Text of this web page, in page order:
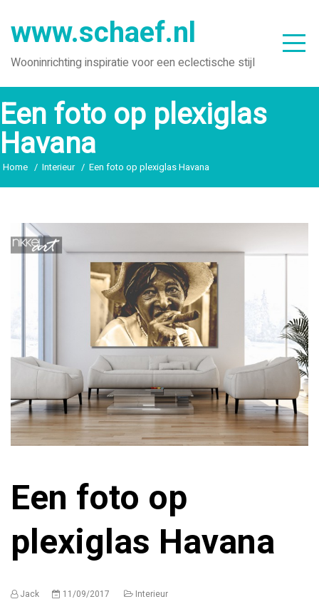
naar
inhoud
www.schaef.nl
Wooninrichting inspiratie voor een eclectische stijl
Een foto op plexiglas
Havana
Home Interieur Een foto op plexiglas Havana
Een foto op
plexiglas Havana
Jack 11/09/2017 Interieur